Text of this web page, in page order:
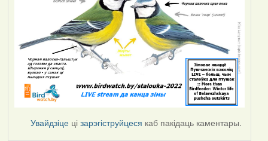
Увайдзіце цізарэгіструйцеся каб пакідаць каментары.